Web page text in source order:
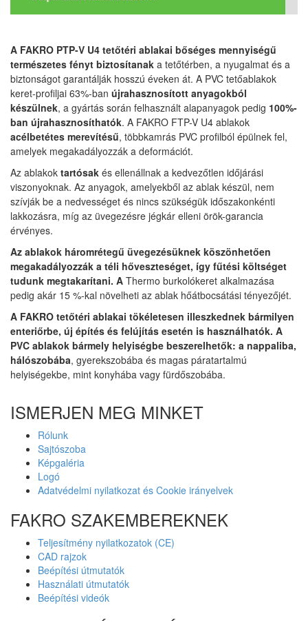
A FAKRO PTP-V U4 tetőtéri ablakai bőséges mennyiségű
természetes fényt biztosítanak a tetőtérben, a nyugalmat és a
biztonságot garantálják hosszú éveken át. A PVC tetőablakok
keret-profiljai 63%-ban újrahasznosított anyagokból
készülnek, a gyártás során felhasznált alapanyagok pedig 100%-
ban újrahasznosíthatók. A FAKRO FTP-V U4 ablakok
acélbetétes merevítésű, többkamrás PVC profilból épülnek fel,
amelyek megakadályozzák a deformációt.
Az ablakok tartósak és ellenállnak a kedvezőtlen időjárási
viszonyoknak. Az anyagok, amelyekből az ablak készül, nem
szívják be a nedvességet és nincs szükségük időszakonkénti
lakkozásra, míg az üvegezésre jégkár elleni örök-garancia
érvényes.
Az ablakok háromrétegű üvegezésüknek köszönhetően
megakadályozzák a téli hőveszteséget, így fűtési költséget
tudunk megtakarítani. A Thermo burkolókeret alkalmazása
pedig akár 15 %-kal növelheti az ablak hőátbocsátási tényezőjét.
A FAKRO tetőtéri ablakai tökéletesen illeszkednek bármilyen
enteriőrbe, új építés és felújítás esetén is használhatók. A
PVC ablakok bármely helyiségbe beszerelhetők: a nappaliba,
hálószobába, gyerekszobába és magas páratartalmú
helyiségekbe, mint konyhába vagy fürdőszobába.
ISMERJEN MEG MINKET
Rólunk
Sajtószoba
Képgaléria
Logó
Adatvédelmi nyilatkozat és Cookie irányelvek
FAKRO SZAKEMBEREKNEK
Teljesítmény nyilatkozatok (CE)
CAD rajzok
Beépítési útmutatók
Használati útmutatók
Beépítési videók